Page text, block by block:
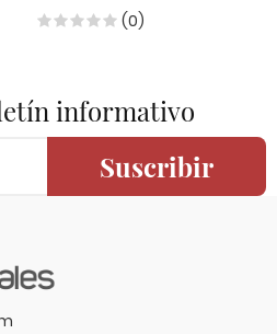
(0)
informativo
Suscribir